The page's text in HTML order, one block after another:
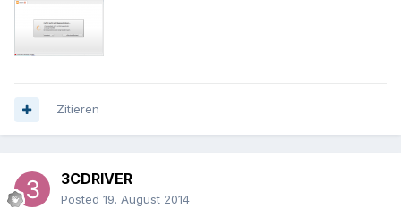
Zitieren
3CDRIVER
Posted 19. August 2014